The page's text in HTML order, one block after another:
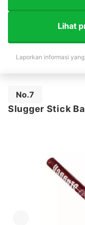
Lihat
Laporkan informasi
No.7
Slugger Stick